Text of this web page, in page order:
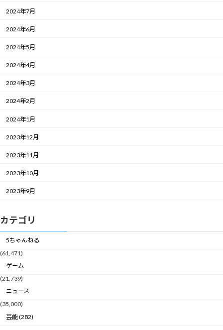
2024年7月
2024年6月
2024年5月
2024年4月
2024年3月
2024年2月
2024年1月
2023年12月
2023年11月
2023年10月
2023年9月
カテゴリ
5ちゃんねる
(61,471)
ゲーム
(21,739)
ニュース
(35,000)
芸能 (282)